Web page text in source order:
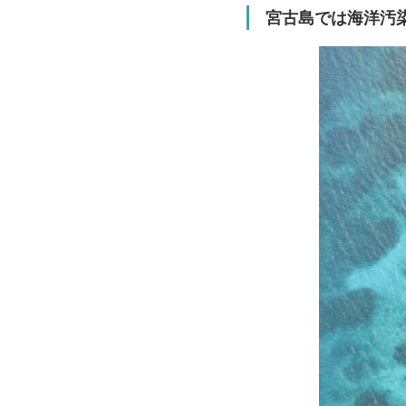
宮古島では海洋汚